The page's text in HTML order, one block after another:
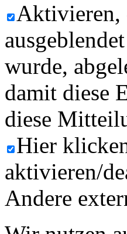
Aktivieren,
wurde,
damit diese
diese
Hier
aktivieren/
Andere